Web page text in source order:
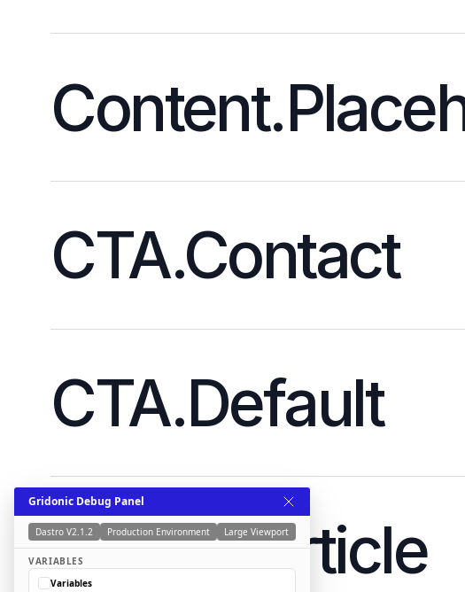
CTA.Contact
CTA.Default
Teaser.Article
Gridonic Debug Panel
Dastro V2.1.2 Production Environment Large Viewport
VARIABLES
Variables